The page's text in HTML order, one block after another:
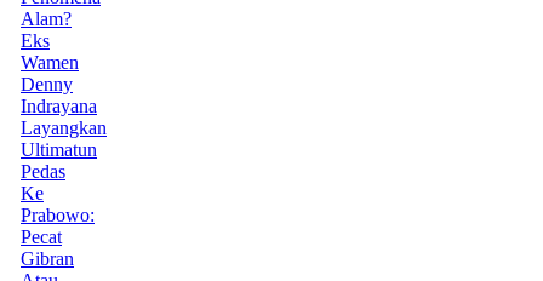
Alam?
Eks
Wamen
Denny
Indrayana
Layangkan
Ultimatun
Pedas
Ke
Prabowo:
Pecat
Gibran